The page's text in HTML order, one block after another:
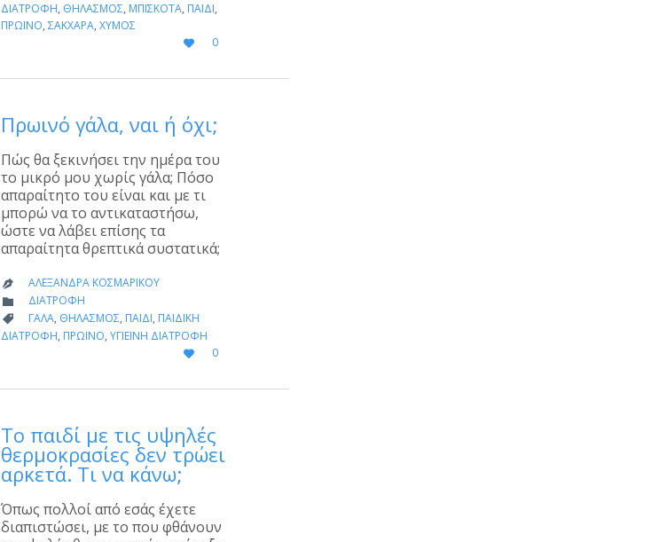
ΔΙΑΤΡΟΦΉ, ΘΗΛΑΣΜΌΣ, ΜΠΙΣΚΌΤΑ, ΠΑΙΔΊ,
ΠΡΩΙΝΌ, ΣΆΚΧΑΡΑ, ΧΥΜΌΣ

LOVE
IT
0
Πρωινό γάλα, ναι ή όχι;
Πώς θα ξεκινήσει την ημέρα του
το μικρό μου χωρίς γάλα; Πόσο
απαραίτητο του είναι και με τι
μπορώ να το αντικαταστήσω,
ώστε να λάβει επίσης τα
απαραίτητα θρεπτικά συστατικά;
 ΑΛΕΞΆΝΔΡΑ ΚΟΣΜΑΡΊΚΟΥ
 CATEGORY
ΔΙΑΤΡΟΦΉ
 CATEGORY
ΓΆΛΑ, ΘΗΛΑΣΜΌΣ, ΠΑΙΔΊ, ΠΑΙΔΙΚΉ
ΔΙΑΤΡΟΦΉ, ΠΡΩΙΝΌ, ΥΓΙΕΙΝΉ ΔΙΑΤΡΟΦΉ

LOVE
IT
0
Το παιδί με τις υψηλές
θερμοκρασίες δεν τρώει
αρκετά. Τι να κάνω;
Όπως πολλοί από εσάς έχετε
διαπιστώσει, με το που φθάνουν